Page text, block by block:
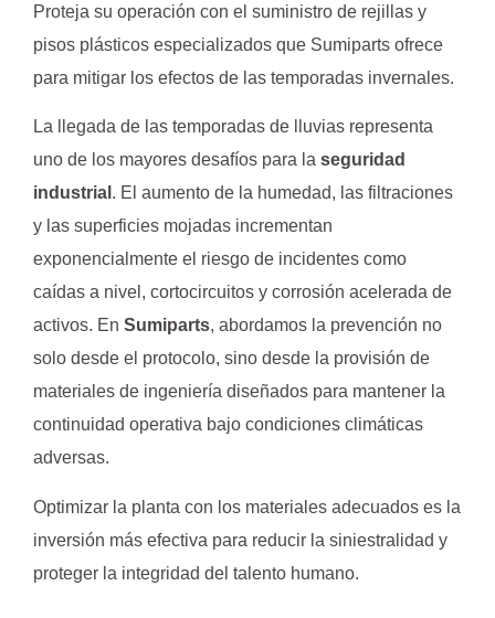
Proteja su operación con el suministro de rejillas y
pisos plásticos especializados que Sumiparts ofrece
para mitigar los efectos de las temporadas invernales.
La llegada de las temporadas de lluvias representa
uno de los mayores desafíos para la seguridad
industrial . El aumento de la humedad, las filtraciones
y las superficies mojadas incrementan
exponencialmente el riesgo de incidentes como
caídas a nivel, cortocircuitos y corrosión acelerada de
activos. En Sumiparts, abordamos la prevención no
solo desde el protocolo, sino desde la provisión de
materiales de ingeniería diseñados para mantener la
continuidad operativa bajo condiciones climáticas
adversas.
Optimizar la planta con los materiales adecuados es la
inversión más efectiva para reducir la siniestralidad y
proteger la integridad del talento humano.